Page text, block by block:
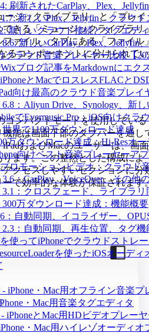
刷新されたCarPlay、Plex、
1.7: 新しいPlex、Jellyfin、クラウ
新しいクラウド接続とタグエデ
8.6: 新しいCarPlay、Plex、Jellyfin
クラウド音楽プレイヤー比較【
ブログ記事をMarkdownにエク
とMacでロスレスFLACと
向け最高のクラウド音楽プレイ
6.8：Aliyun Drive、Synology、新
でEvermusic Pro：iOS向けクラ
世界で1100万ダウンロード達成
万ダウンロード達成：Hi-Resオ
向けベスト音楽プレーヤーア
プロモーションビデオ：クラウド
3.6：CarPlay、VoiceOver、その他
3.1：クロスフェード、ライブラ
300万ダウンロード達成：機能概要
：自動同期、イコライザー、
2.3：自動同期、再生位置、タグ機
を使ってiPhoneでクラウドストレ
を使ったiOSオーデ
- iPhone・Mac用オフライン音楽プ
・Mac用音楽タグエディタ
- iPhoneとMac用HDビデオプレー
・Mac用ハイレゾオーディオ
ージックライブラリ」と「プレイ
きる「ミュージックライブラリ
ァイル」タブにある「ファイル
るコンポーネントに分けられてい
コンパクトモードを使用している
能は画面下部のタブバーを通し
およびMacのユーザーは、画面
ます。この整然とした構成によ
クセスしやすいセクションに分
で効率的な体験が保証されます